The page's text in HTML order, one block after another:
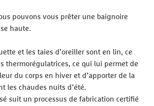
pouvons vous prêter une baignoire
haute.
et les taies d’oreiller sont en lin, ce
thermorégulatrices, ce qui lui permet de
du corps en hiver et d’apporter de la
les chaudes nuits d’été.
suit un processus de fabrication certifié